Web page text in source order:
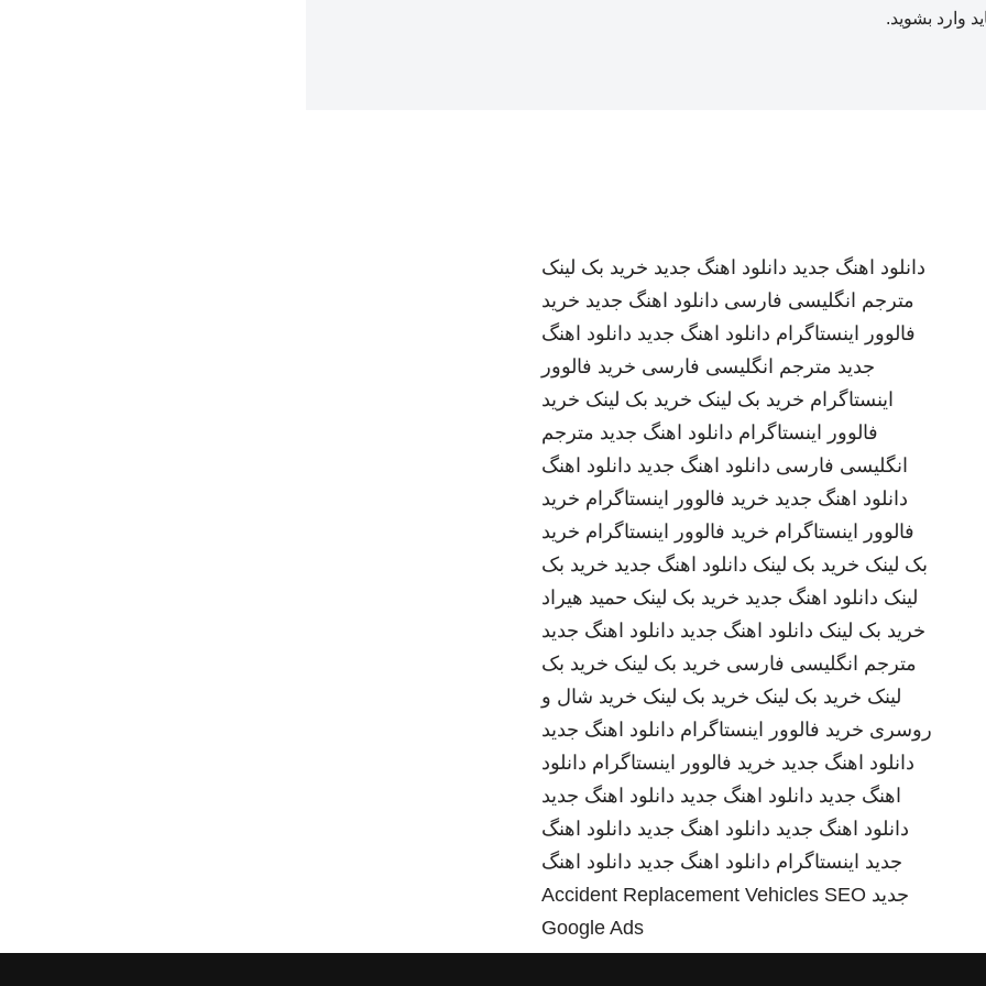
وارد بشوید.
دانلود اهنگ جدید دانلود اهنگ جدید خرید بک لینک
مترجم انگلیسی فارسی دانلود اهنگ جدید خرید
فالوور اینستاگرام دانلود اهنگ جدید دانلود اهنگ
جدید مترجم انگلیسی فارسی خرید فالوور
اینستاگرام خرید بک لینک خرید بک لینک خرید
فالوور اینستاگرام دانلود اهنگ جدید مترجم
انگلیسی فارسی دانلود اهنگ جدید دانلود اهنگ
دانلود اهنگ جدید خرید فالوور اینستاگرام خرید
فالوور اینستاگرام خرید فالوور اینستاگرام خرید
بک لینک خرید بک لینک دانلود اهنگ جدید خرید بک
لینک دانلود اهنگ جدید خرید بک لینک حمید هیراد
خرید بک لینک دانلود اهنگ جدید دانلود اهنگ جدید
مترجم انگلیسی فارسی خرید بک لینک خرید بک
لینک خرید بک لینک خرید بک لینک خرید شال و
روسری خرید فالوور اینستاگرام دانلود اهنگ جدید
دانلود اهنگ جدید خرید فالوور اینستاگرام دانلود
اهنگ جدید دانلود اهنگ جدید دانلود اهنگ جدید
دانلود اهنگ جدید دانلود اهنگ جدید دانلود اهنگ
جدید اینستاگرام دانلود اهنگ جدید دانلود اهنگ
جدید
Accident Replacement Vehicles SEO
Google Ads